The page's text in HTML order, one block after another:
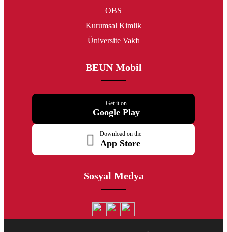
OBS
Kurumsal Kimlik
Üniversite Vakfı
BEUN Mobil
Get it on
Google Play
Download on the
App Store
Sosyal Medya